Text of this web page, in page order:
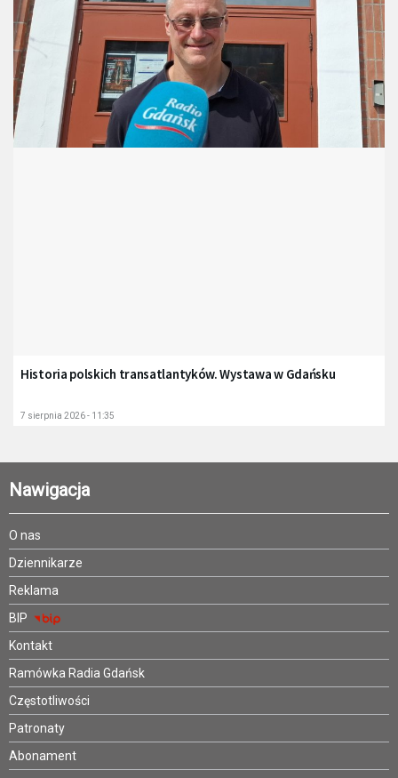
Historia polskich transatlantyków. Wystawa w Gdańsku
7 sierpnia 2026 - 11:35
Nawigacja
O nas
Dziennikarze
Reklama
BIP
Kontakt
Ramówka Radia Gdańsk
Częstotliwości
Patronaty
Abonament